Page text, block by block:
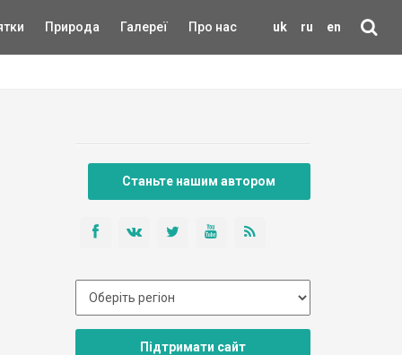
uk ru en
Природа Галереї Про нас
Станьте нашим автором
Підтримати сайт